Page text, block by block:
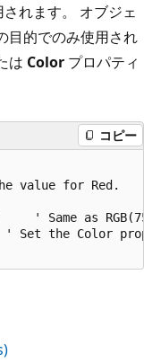
れます。 オブジェ
目的でのみ使用され
は Color プロパティ
コピー
value for Red.
' Same as
' Set the Color